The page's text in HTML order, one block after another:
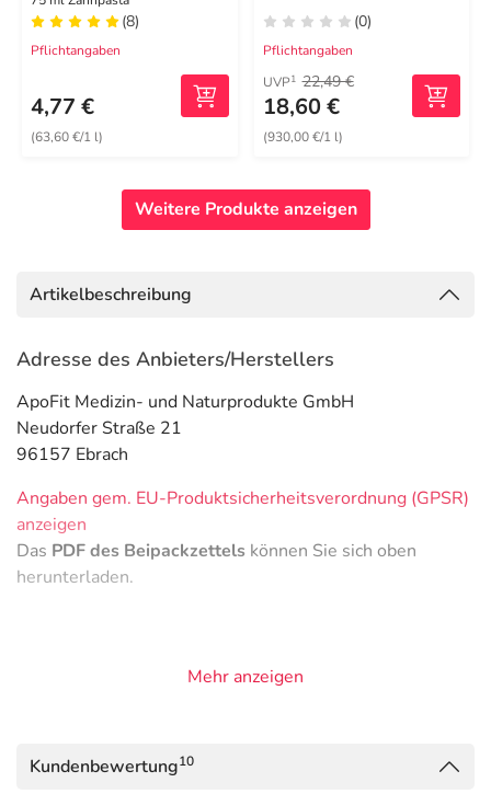
(8)
Pflichtangaben
4,77 €
(63,60 €/1 l)
(0)
Pflichtangaben
UVP1 22,49 €
18,60 €
(930,00 €/1 l)
Weitere Produkte anzeigen
Artikelbeschreibung
Adresse des Anbieters/Herstellers
ApoFit Medizin- und Naturprodukte GmbH
Neudorfer Straße 21
96157 Ebrach
Angaben gem. EU-Produktsicherheitsverordnung (GPSR)
anzeigen
Das PDF des Beipackzettels können Sie sich oben
herunterladen.
Mehr anzeigen
Kundenbewertung10